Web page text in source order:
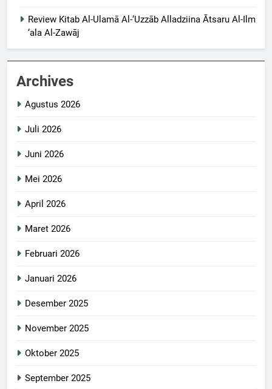
Review Kitab Al-Ulamā Al-‘Uzzāb Alladziina Ātsaru Al-Ilm
‘ala Al-Zawāj
Archives
Agustus 2026
Juli 2026
Juni 2026
Mei 2026
April 2026
Maret 2026
Februari 2026
Januari 2026
Desember 2025
November 2025
Oktober 2025
September 2025